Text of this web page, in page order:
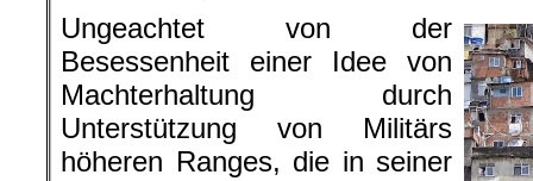
Ungeachtet von der
Besessenheit einer Idee von
Machterhaltung durch
Unterstützung von Militärs
höheren Ranges, die in seiner